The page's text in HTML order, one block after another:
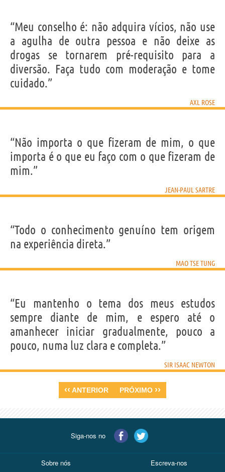
“Meu conselho é: não adquira vícios, não use
a agulha de outra pessoa e não deixe as
drogas se tornarem pré-requisito para a
diversão. Faça tudo com moderação e tome
cuidado.”
AXL ROSE
“Não importa o que fizeram de mim, o que
importa é o que eu faço com o que fizeram de
mim.”
JEAN-PAUL SARTRE
“Todo o conhecimento genuíno tem origem
na experiência direta.”
MAO TSE TUNG
“Eu mantenho o tema dos meus estudos
sempre diante de mim, e espero até o
amanhecer iniciar gradualmente, pouco a
pouco, numa luz clara e completa.”
SIR ISAAC NEWTON
‹‹ ANTERIOR PRÓXIMO ››
Siga-nos no
Sobre nós Escreva-nos